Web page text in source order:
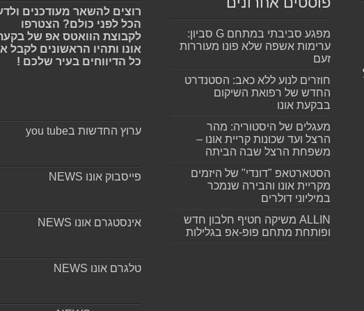
מפגע סביבתי במתחם G סביון:
ערימות אשפה שלא פונו מעוררות
זעם
חוזרים לנוע ללא כאב: הסטנדרט
החדש של רפואת השיקום
בבקעת אונו
מעגלים של היסטוריה: מהר
הרצל ועד שכונות קריית אונו –
משפחת הרצל שבה הביתה
הסטארטאפ "דונדי" של היזמים
מקריית אונו והבירה שנמכר
במיליוני דולרים
ALLIN משיקה חטיף חלבון חדש
ופותחת מתחם פופ-אפ בגלילות
רוצים להשאר מעודכנים
הכל לפני כולם? הצטרפו
לקבוצת הוואטס אפ של
אונו ותהיו הראשונים לקבל
כל הדיווחים בעיר שלכם !
ערוץ החדשות בyou tube
פייסבוק אונו NEWS
אינסטגרם אונו NEWS
טלגרם אונו NEWS